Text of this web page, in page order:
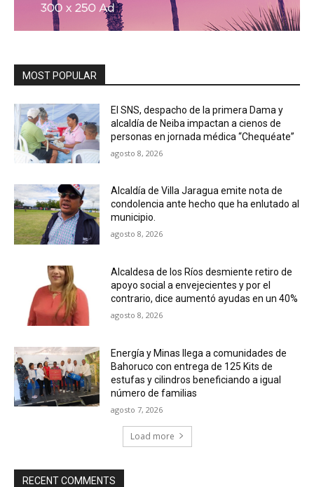
MOST POPULAR
El SNS, despacho de la primera Dama y
alcaldía de Neiba impactan a cienos de
personas en jornada médica “Chequéate”
agosto 8, 2026
Alcaldía de Villa Jaragua emite nota de
condolencia ante hecho que ha enlutado al
municipio.
agosto 8, 2026
Alcaldesa de los Ríos desmiente retiro de
apoyo social a envejecientes y por el
contrario, dice aumentó ayudas en un 40%
agosto 8, 2026
Energía y Minas llega a comunidades de
Bahoruco con entrega de 125 Kits de
estufas y cilindros beneficiando a igual
número de familias
agosto 7, 2026
Load more
RECENT COMMENTS